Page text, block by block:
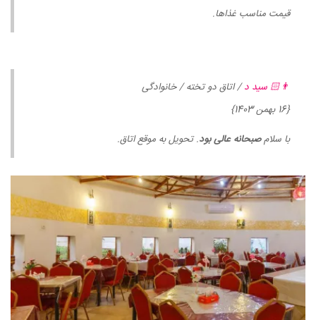
قیمت مناسب غذاها.
👨🏻 سید د/ اتاق دو تخته / خانوادگی
{16 بهمن 1403}
با سلامصبحانه عالی بود. تحویل به موقع اتاق.